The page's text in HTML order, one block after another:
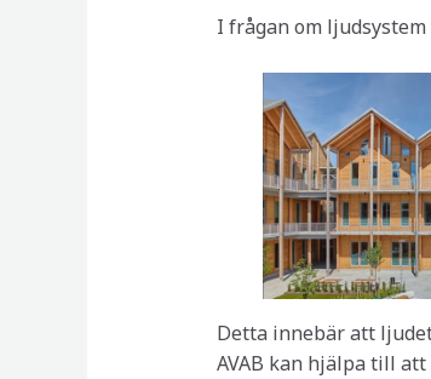
I frågan om
Detta innebär att
AVAB kan hjälpa till